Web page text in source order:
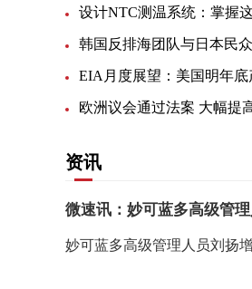
设计NTC测温系统：掌握
欧洲议会通过法案 大幅提
资讯
微速讯：妙可蓝多高级管
妙可蓝多高级管理人员刘扬